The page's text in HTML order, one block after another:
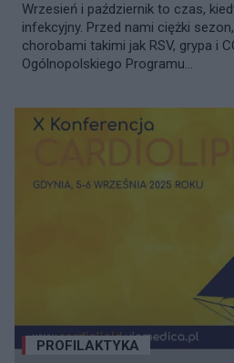
Wrzesień i październik to czas,
infekcyjny. Przed nami ciężki
chorobami takimi jak RSV, grypa i
Ogólnopolskiego Programu...
PROFILAKTYKA